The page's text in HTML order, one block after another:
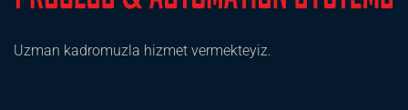
Uzman kadromuzla hizmet vermekteyiz.